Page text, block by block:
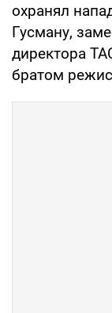
охранял
Гусману,
директора
братом